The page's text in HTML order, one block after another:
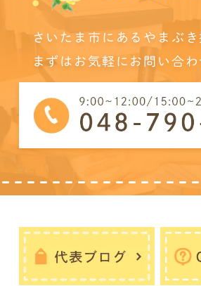
さいたま市にあるやまぶき
まずはお気軽にお問い合わ